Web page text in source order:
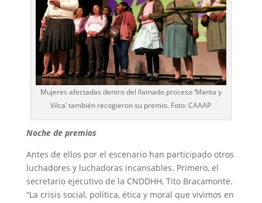
Mujeres afectadas dentro del llamado proceso ‘Manta y
Vilca’ también recogieron su premio. Foto: CAAAP
Noche de premios
Antes de ellos por el escenario han participado otros
luchadores y luchadoras incansables. Primero, el
secretario ejecutivo de la CNDDHH, Tito Bracamonte.
“La crisis social, política, ética y moral que vivimos en